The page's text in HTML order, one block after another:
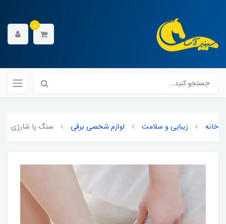
0
خانه زیبایی و سلامت لوازم شخصی برقی سنگ پا شارژی